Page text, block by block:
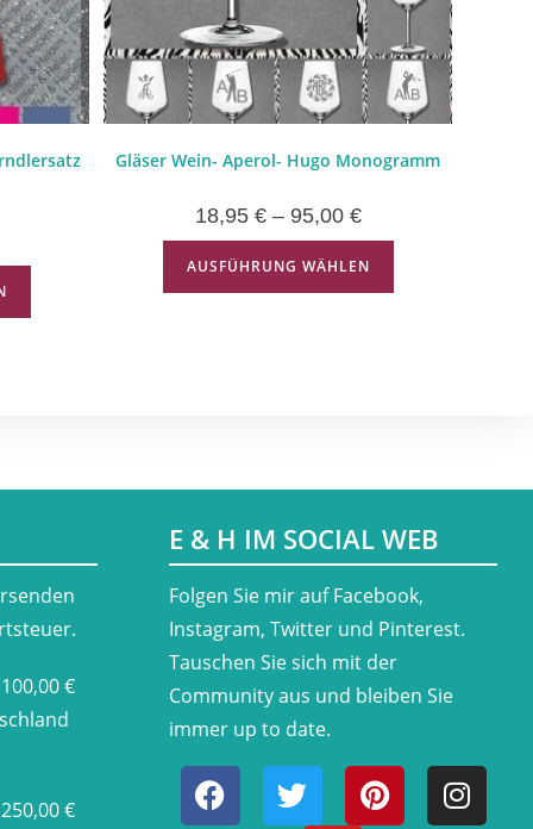
Gläser Wein- Aperol- Hugo Monogramm
18,95 €– 95,00 €
AUSFÜHRUNG WÄHLEN
€
€
E & H IM SOCIAL WEB
​Folgen Sie mir auf Facebook,
Instagram, Twitter und Pinterest.
Tauschen Sie sich mit der
Community aus und bleiben Sie
immer up to date.